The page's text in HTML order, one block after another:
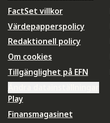
FactSet villkor
Värdepapperspolicy
Redaktionell policy
Om cookies
Tillgänglighet på EFN
Play
Finansmagasinet